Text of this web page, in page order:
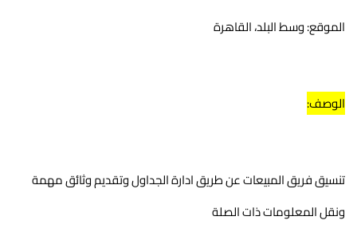
الموقع: وسط البلد، القاهرة
الوصف:
ونقل المعلومات ذات الصلة